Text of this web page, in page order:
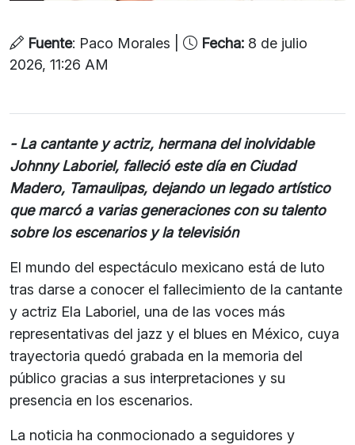
Fuente: Paco Morales | Fecha: 8 de julio
2026, 11:26 AM
- La cantante y actriz, hermana del inolvidable
Johnny Laboriel, falleció este día en Ciudad
Madero, Tamaulipas, dejando un legado artístico
que marcó a varias generaciones con su talento
sobre los escenarios y la televisión
El mundo del espectáculo mexicano está de luto
tras darse a conocer el fallecimiento de la cantante
y actriz Ela Laboriel, una de las voces más
representativas del jazz y el blues en México, cuya
trayectoria quedó grabada en la memoria del
público gracias a sus interpretaciones y su
presencia en los escenarios.
La noticia ha conmocionado a seguidores y